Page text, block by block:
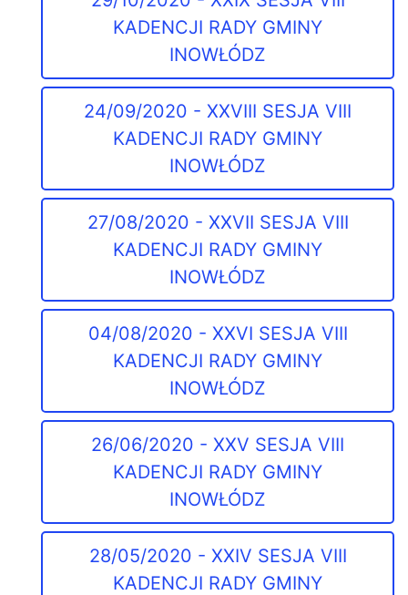
KADENCJI RADY GMINY
INOWŁÓDZ
24/09/2020 - XXVIII SESJA VIII
KADENCJI RADY GMINY
INOWŁÓDZ
27/08/2020 - XXVII SESJA VIII
KADENCJI RADY GMINY
INOWŁÓDZ
04/08/2020 - XXVI SESJA VIII
KADENCJI RADY GMINY
INOWŁÓDZ
26/06/2020 - XXV SESJA VIII
KADENCJI RADY GMINY
INOWŁÓDZ
28/05/2020 - XXIV SESJA VIII
KADENCJI RADY GMINY